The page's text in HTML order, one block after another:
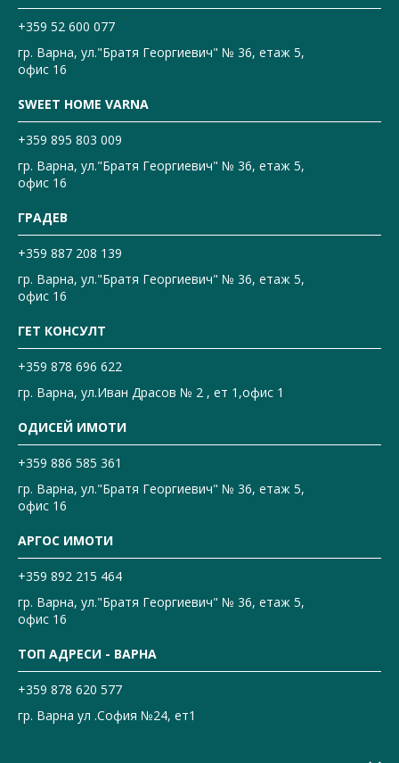
+359 52 600 077
гр. Варна, ул."Братя Георгиевич" № 36, етаж 5,
офис 16
SWEET HOME VARNA
+359 895 803 009
гр. Варна, ул."Братя Георгиевич" № 36, етаж 5,
офис 16
ГРАДЕВ
+359 887 208 139
гр. Варна, ул."Братя Георгиевич" № 36, етаж 5,
офис 16
ГЕТ КОНСУЛТ
+359 878 696 622
гр. Варна, ул.Иван Драсов № 2 , ет 1,офис 1
ОДИСЕЙ ИМОТИ
+359 886 585 361
гр. Варна, ул."Братя Георгиевич" № 36, етаж 5,
офис 16
АРГОС ИМОТИ
+359 892 215 464
гр. Варна, ул."Братя Георгиевич" № 36, етаж 5,
офис 16
ТОП АДРЕСИ - ВАРНА
+359 878 620 577
гр. Варна ул .София №24, ет1